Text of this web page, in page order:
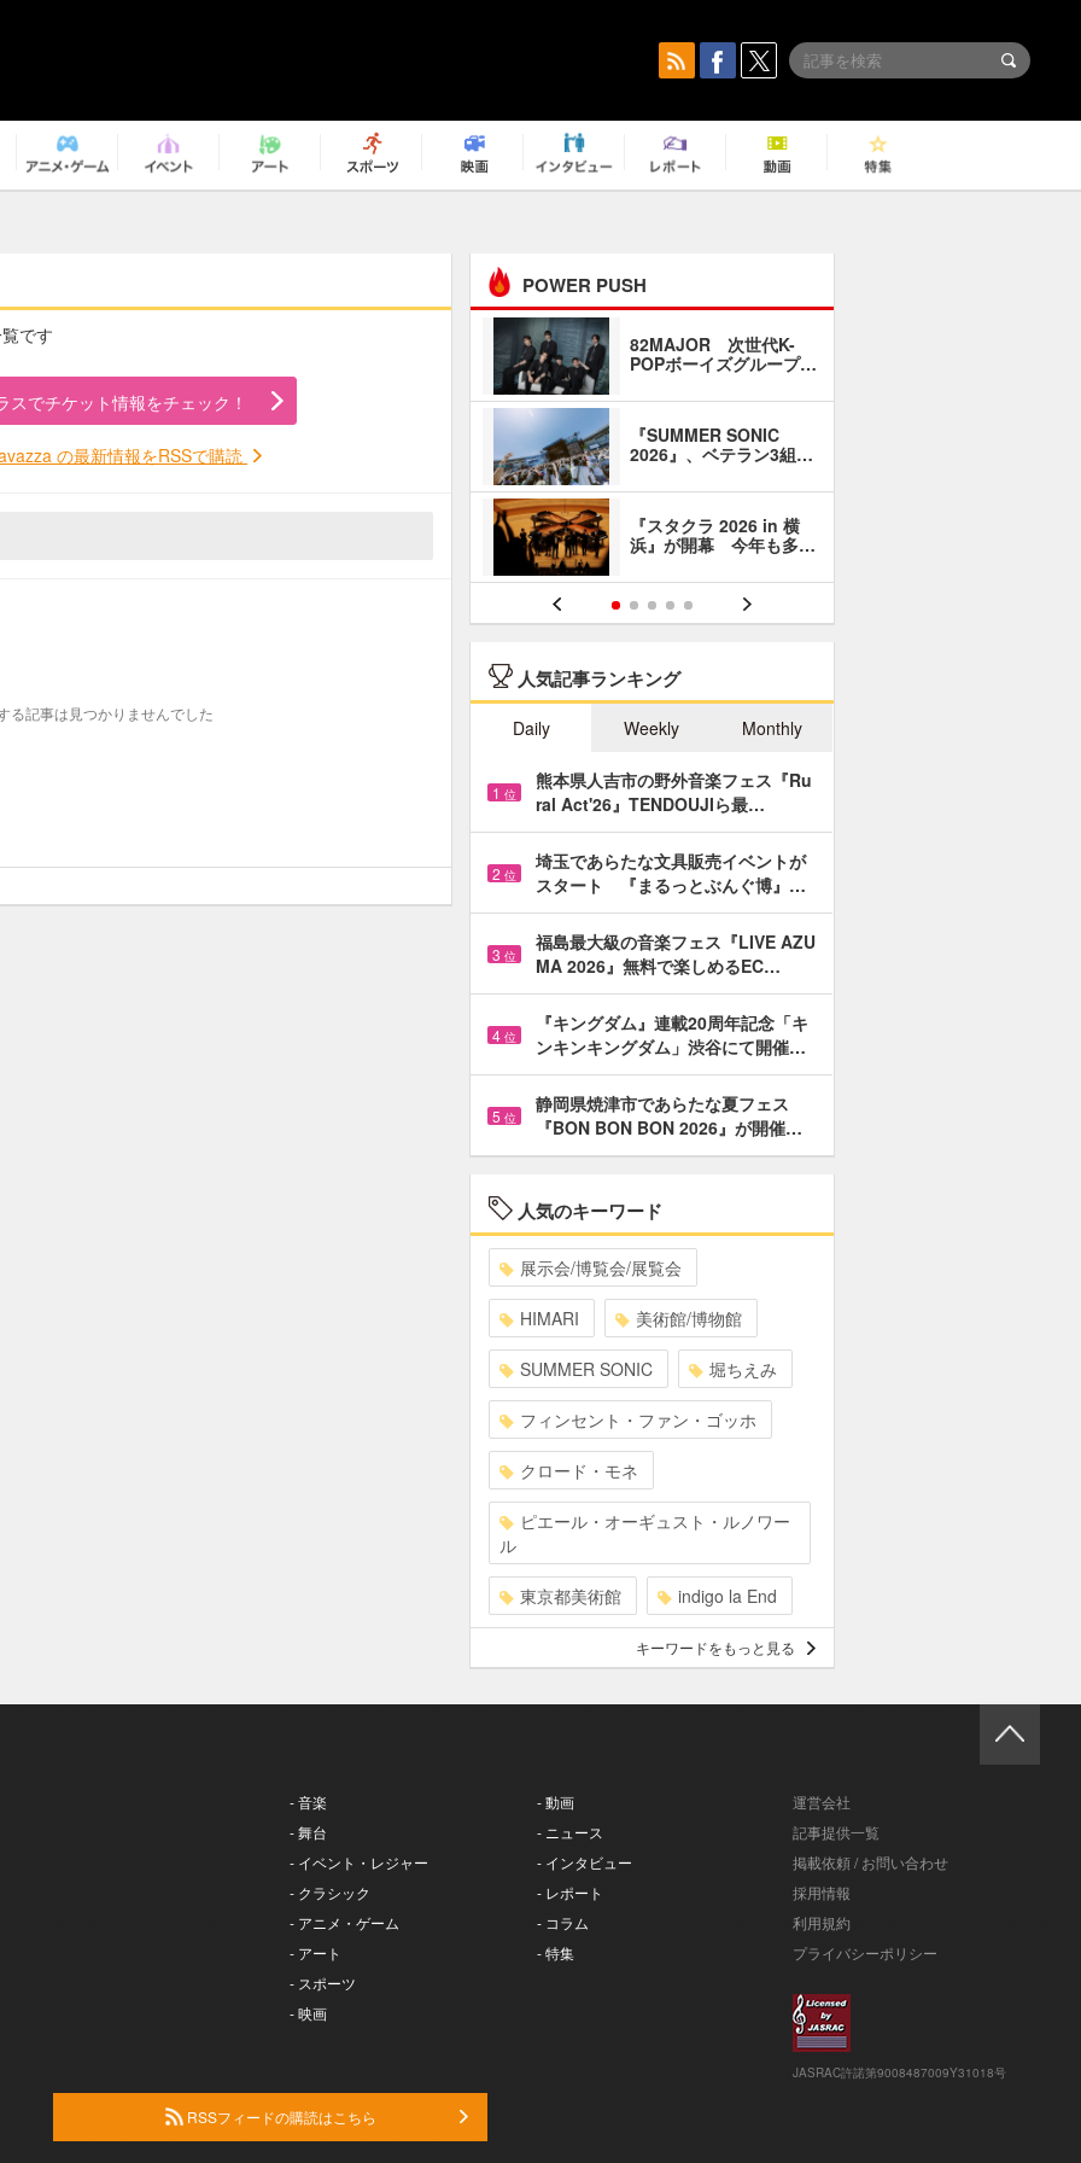
です
スでチケット情報をチェック！
の最新情報をRSSで購読
る記事は見つかりませんでした
POWER PUSH
82MAJOR 次世代K-
POPボーイズグループ…
『SUMMER SONIC
2026』、ベテラン3組…
『スタクラ 2026 in 横
浜』が開幕 今年も多…
人気記事ランキング
Daily Weekly Monthly
1 位
熊本県人吉市の野外音楽フェス『Ru
ral Act'26』TENDOUJIら最…
2 位
埼玉であらたな文具販売イベントが
スタート 『まるっとぶんぐ博』…
3 位
福島最大級の音楽フェス『LIVE AZU
MA 2026』無料で楽しめるEC…
4 位
『キングダム』連載20周年記念「キ
ンキンキングダム」渋谷にて開催…
5 位
静岡県焼津市であらたな夏フェス
『BON BON BON 2026』が開催…
人気のキーワード
展示会/博覧会/展覧会
HIMARI 美術館/博物館
SUMMER SONIC 堀ちえみ
フィンセント・ファン・ゴッホ
クロード・モネ
ピエール・オーギュスト・ルノワー
ル
東京都美術館 indigo la End
キーワードをもっと見る
- 音楽
- 舞台
- イベント・レジャー
- クラシック
- アニメ・ゲーム
- アート
- スポーツ
- 映画
- 動画
- ニュース
- インタビュー
- レポート
- コラム
- 特集
運営会社
記事提供一覧
掲載依頼 / お問い合わせ
採用情報
利用規約
プライバシーポリシー
JASRAC許諾第9008487009Y31018号
RSSフィードの購読はこちら